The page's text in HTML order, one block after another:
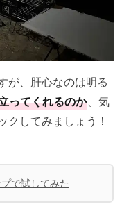
が、肝心なのは明る
ってくれるのか、気
クしてみましょう！
で試してみた